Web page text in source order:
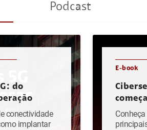
Podcast
do
conectividade
implantar
E-book